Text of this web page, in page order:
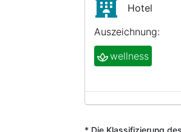
Hotel
Auszeichnung:
wellness
* Die Klassifizierung